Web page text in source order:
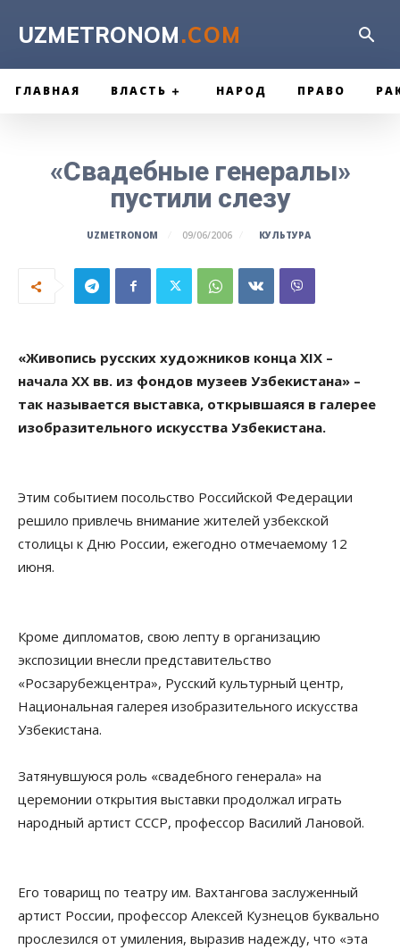
UZMETRONOM.COM
ГЛАВНАЯ ВЛАСТЬ НАРОД ПРАВО
«Свадебные генералы»
пустили слезу
UZMETRONOM 09/06/2006 КУЛЬТУРА
«Живопись русских художников конца XIX –
начала XX вв. из фондов музеев Узбекистана» –
так называется выставка, открывшаяся в галерее
изобразительного искусства Узбекистана.
Этим событием посольство Российской Федерации
решило привлечь внимание жителей узбекской
столицы к Дню России, ежегодно отмечаемому 12
июня.
Кроме дипломатов, свою лепту в организацию
экспозиции внесли представительство
«Росзарубежцентра», Русский культурный центр,
Национальная галерея изобразительного искусства
Узбекистана.
Затянувшуюся роль «свадебного генерала» на
церемонии открытия выставки продолжал играть
народный артист СССР, профессор Василий Лановой.
Его товарищ по театру им. Вахтангова заслуженный
артист России, профессор Алексей Кузнецов буквально
прослезился от умиления, выразив надежду, что «эта